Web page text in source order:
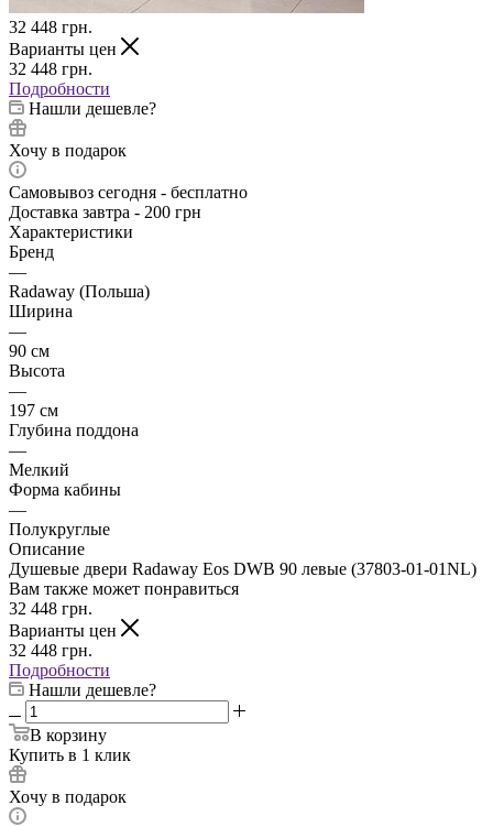
32 448 грн.
Варианты цен
32 448 грн.
Подробности
Нашли дешевле?
Хочу в подарок
Самовывоз сегодня - бесплатно
Доставка завтра - 200 грн
Характеристики
Бренд
—
Radaway (Польша)
Ширина
—
90 см
Высота
—
197 см
Глубина поддона
—
Мелкий
Форма кабины
—
Полукруглые
Описание
Душевые двери Radaway Eos DWB 90 левые (37803-01-01NL)
Вам также может понравиться
32 448 грн.
Варианты цен
32 448 грн.
Подробности
Нашли дешевле?
В корзину
Купить в 1 клик
Хочу в подарок